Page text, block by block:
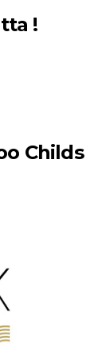
!
Childs